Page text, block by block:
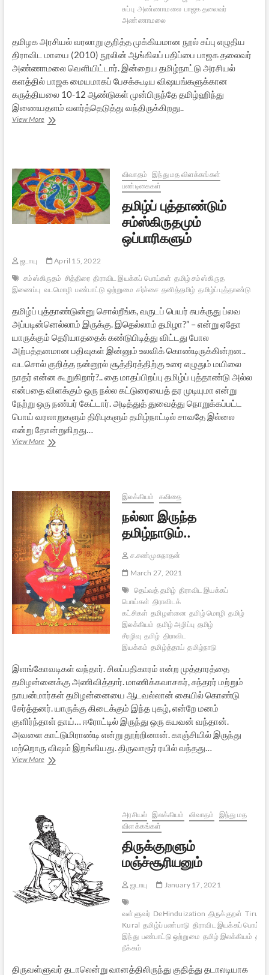
சுப்பு அண்ணாமலை பாஜக தலைவர்
அண்ணாமலை
தமிழக அரசியல் வரலாறு குறித்த முக்கியமான நூல் சுப்பு எழுதிய
திராவிட மாயை (2010) நூலின் ஆங்கிலப் பதிப்பை பாஜக தலைவர்
அண்ணாமலை வெளியிட்டார். இன்றைய தமிழ்நாட்டு அரசியல்
களத்தில் பாஜக மையமாகப் பேசக்கூடிய விஷயங்களுக்கான
கருத்தியலை 10-12 ஆண்டுகள் முன்பிருந்தே தமிழ்ஹிந்து
இணையதளம் வளர்த்தெடுத்து வந்திருக்கிறது..
View Moreதிராவிட
விவாதம்
இந்து மத விளக்கங்கள்
பண்டிகைகள்
தமிழ்ப் புத்தாண்டும்
சம்ஸ்கிருதமும்
ஒப்பாரிகளும்
ஜடாயு
April 15, 2022
சம்ஸ்கிருதம் சித்திரை திராவிட இயக்கப் பொய்கள் தமிழ் சம்ஸ்கிருத
இணைப்பு வடமொழி பண்பாட்டு ஒற்றுமை சர்ச்சை தனித்தமிழ் தமிழ்ப் புத்தாண்டு
தமிழ்ப் புத்தாண்டுன்னு சொல்றீங்க, வருடப் பெயர் சுபக்ருது ப்லவ
அப்படின்னெல்லாம் இருக்கு. இதெல்லாம் தமிழா?” – என்று ஏதோ
யாருக்கும் தெரியாததைக் கண்டுபிடித்து விட்டது போல
அற்பத்தனமான பதிவுகள் இன்னும் உலவிக் கொண்டிருக்கின்றன..
வடசொல் குறித்த நன்னூல் சூத்திரத்திற்கு உரை எழுதும் மயிலை
நாதர் என்ன கூறுகிறார்?.. தை மாதப்பிறப்பு தமிழ்ப் புத்தாண்டு அல்ல
என்பதை விளக்கும் ஒரு நல்ல கட்டுரையைத் தர முடியுமா என்று
நேற்று ஒரு நண்பர் கேட்டார். அடித்துத் துவைத்து நொறுக்கப்பட்ட
பொய் வரலாறுகளும் திரிபுகளும் தமிழ்நாட்டில் சாவதே இல்லை
என்று தோன்றுகிறது…
View Moreதமிழ்ப்
இலக்கியம் கவிதை
நல்லா இருந்த
தமிழ்நாடும்..
ச.சண்முகநாதன்
March 27, 2021
தெய்வத் தமிழ் திராவிட இயக்கப்
பொய்கள் திராவிடக்
கட்சிகள் தமிழன்னை தமிழ் மொழி தமிழ்
இலக்கியம் தமிழ் அழிப்பு தமிழ்
சீரழிவு தமிழ் திராவிட
இயக்கம் தமிழ்த்தாய் தமிழ்நாடு
இளங்கோவடிகள் வந்தார். சிலப்பதிகாரம் என்ற முத்தாரத்தை
தமிழன்னைக்கு அணிவித்தார். மாணிக்கவாசகர், சுந்தரர் மற்றும்
நாயன்மார்கள் தமிழன்னையை ஆடவல்லான் கையில் கொண்டு
சேர்த்தனர். யாருக்கு கிடைக்கும் இந்த புகழ், என்றே மனம்
குளிர்ந்தாள் தாய்… ஈரோட்டில் இருந்து ஒரு கயவன் வந்தான்.
அவளை காட்டுமிராண்டி என்று தூற்றினான். காஞ்சியில் இருந்து
மற்றொரு விஷம் இறங்கியது. திருவாரூர் ரயில் வந்தது…
View Moreநல்லா
அரசியல் இலக்கியம் விவாதம்
இந்து மத
விளக்கங்கள்
திருக்குறளும்
மஞ்ச்சூரியனும்
ஜடாயு January 17, 2021
வள்ளுவர் DeHinduization திருக்குறள்
Kural தமிழ்ப் பண்பாடு திராவிட இயக்கப்
இந்து பண்பாட்டு ஒற்றுமை தமிழ் இலக்கியம்
நீக்கம்
திருவள்ளுவர் தடாலென்று வானத்திலிருந்து குதித்து தடாலடியாக